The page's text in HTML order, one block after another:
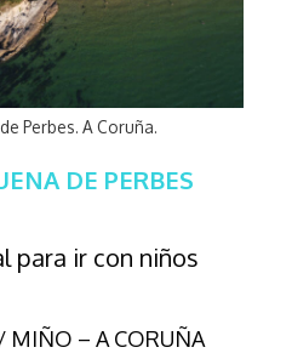
Perbes. A Coruña.
DE PERBES
para ir con niños
MIÑO – A CORUÑA